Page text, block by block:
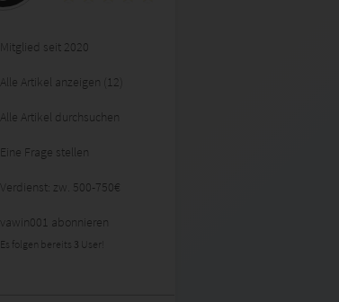
Mitglied seit 2020
Alle Artikel anzeigen (12)
Alle Artikel durchsuchen
Eine Frage stellen
Verdienst: zw. 500-750€
vawin001 abonnieren
Es folgen bereits 3 User!